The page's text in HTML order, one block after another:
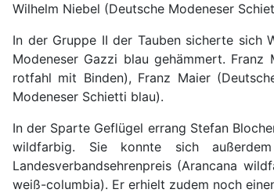
Wilhelm Niebel (Deutsche Modeneser
In der Gruppe II der Tauben sicherte sich
Modeneser Gazzi blau gehämmert.
rotfahl mit Binden), Franz Maier
Modeneser Schietti blau).
In der Sparte Geflügel errang Stefan
wildfarbig. Sie konnte sich außerdem
Landesverbandsehrenpreis (Arancana
weiß-columbia). Er erhielt zudem noch